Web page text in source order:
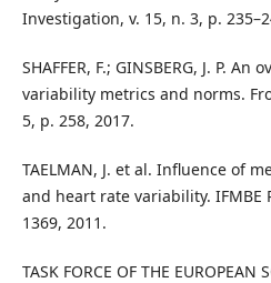
Investigation, v. 15, n. 3, p.
SHAFFER, F.; GINSBERG, J. P.
variability metrics and norms.
5, p. 258, 2017.
TAELMAN, J. et al. Influence of
and heart rate variability. IFMBE
1369, 2011.
TASK FORCE OF THE EUROPEAN